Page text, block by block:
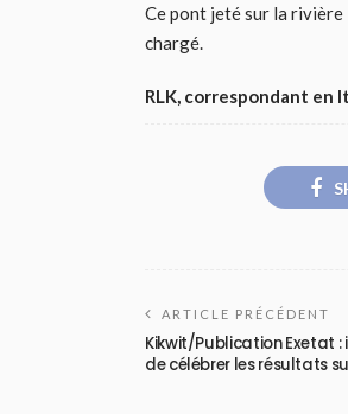
Ce pont jeté sur la rivière
chargé.
RLK, correspondant en
ARTICLE PRÉCÉDENT
Kikwit/Publication Exetat
de célébrer les résultats